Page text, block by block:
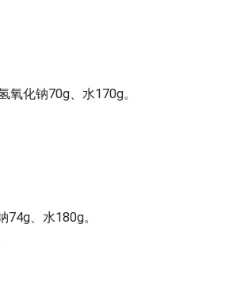
化钠70g、水170g。
、水180g。